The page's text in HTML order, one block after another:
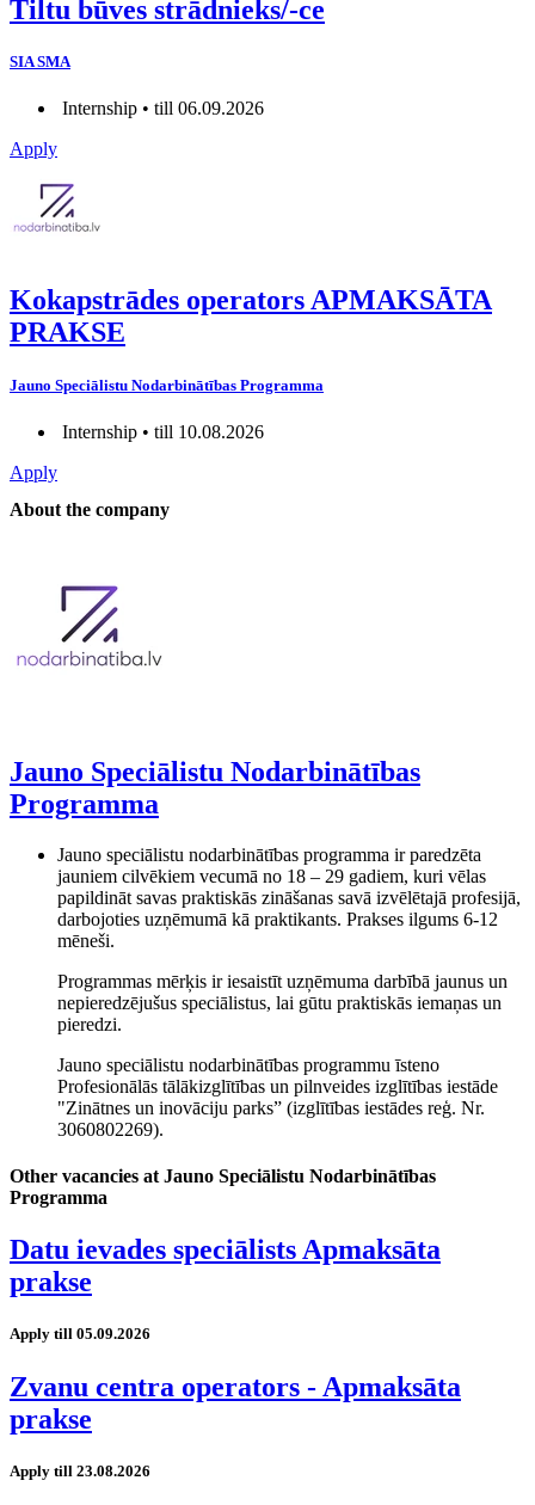
Tiltu būves strādnieks/-ce
SIA SMA
Internship • till 06.09.2026
Apply
Kokapstrādes operators APMAKSĀTA
PRAKSE
Jauno Speciālistu Nodarbinātības Programma
Internship • till 10.08.2026
Apply
About the company
Jauno Speciālistu Nodarbinātības
Programma
Jauno speciālistu nodarbinātības programma ir paredzēta
jauniem cilvēkiem vecumā no 18 – 29 gadiem, kuri vēlas
papildināt savas praktiskās zināšanas savā izvēlētajā profesijā,
darbojoties uzņēmumā kā praktikants. Prakses ilgums 6-12
mēneši.
Programmas mērķis ir iesaistīt uzņēmuma darbībā jaunus un
nepieredzējušus speciālistus, lai gūtu praktiskās iemaņas un
pieredzi.
Jauno speciālistu nodarbinātības programmu īsteno
Profesionālās tālākizglītības un pilnveides izglītības iestāde
"Zinātnes un inovāciju parks” (izglītības iestādes reģ. Nr.
3060802269).
Other vacancies at Jauno Speciālistu Nodarbinātības
Programma
Datu ievades speciālists Apmaksāta
prakse
Apply till 05.09.2026
Zvanu centra operators - Apmaksāta
prakse
Apply till 23.08.2026